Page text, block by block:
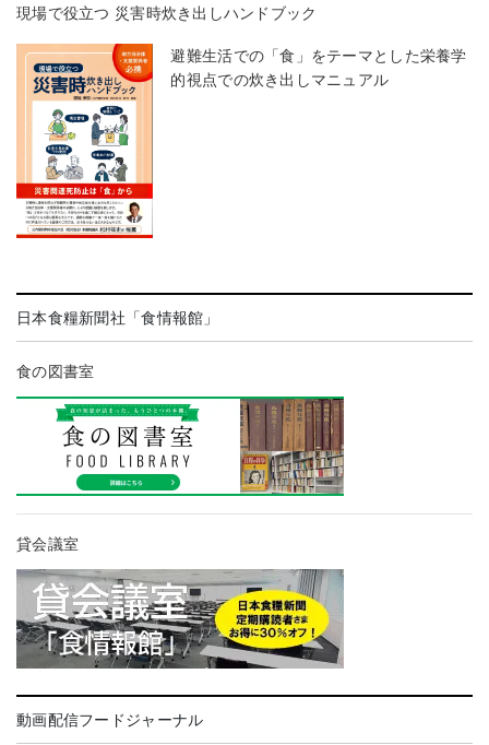
現場で役立つ 災害時炊き出しハンドブック
避難生活での「食」をテーマとした栄養学
的視点での炊き出しマニュアル
日本食糧新聞社「食情報館」
食の図書室
貸会議室
動画配信フードジャーナル